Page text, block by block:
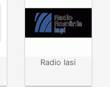
Radio Iasi